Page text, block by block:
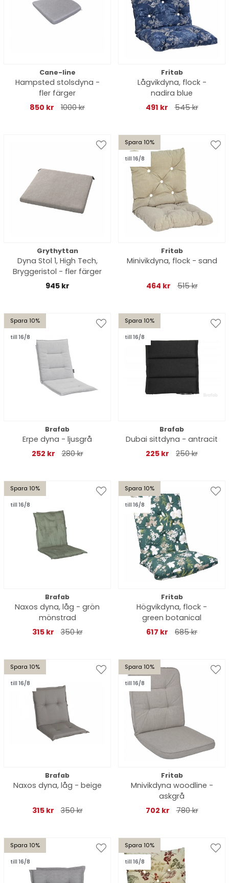
Cane-line
Hampsted stolsdyna -
fler färger
850 kr
1000 kr
Fritab
Lågvikdyna, flock -
nadira blue
491 kr
545 kr
Grythyttan
Dyna Stol 1, High Tech,
Bryggeristol - fler färger
945 kr
Spara 10%
till 16/8
Fritab
Minivikdyna, flock - sand
464 kr 515 kr
Spara 10%
till 16/8
Brafab
Erpe dyna - ljusgrå
252 kr
280 kr
Spara 10%
till 16/8
Brafab
Dubai sittdyna - antracit
225 kr
250 kr
Spara 10%
till 16/8
Brafab
Naxos dyna, låg - grön
mönstrad
315 kr
350 kr
Spara 10%
till 16/8
Fritab
Högvikdyna, flock -
green botanical
617 kr
685 kr
Spara 10%
till 16/8
Brafab
Naxos dyna, låg - beige
315 kr 350 kr
Spara 10%
till 16/8
Fritab
Mnivikdyna woodline -
askgrå
702 kr
780 kr
Spara 10%
till 16/8
Spara 10%
till 16/8